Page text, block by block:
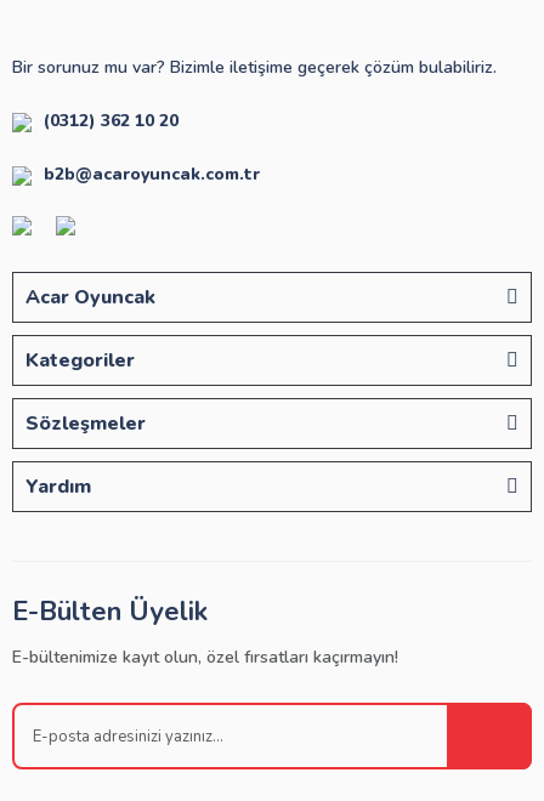
Bir sorunuz mu var? Bizimle iletişime geçerek çözüm bulabiliriz.
(0312) 362 10 20
b2b@acaroyuncak.com.tr
Acar Oyuncak
Kategoriler
Sözleşmeler
Yardım
E-Bülten Üyelik
E-bültenimize kayıt olun, özel fırsatları kaçırmayın!